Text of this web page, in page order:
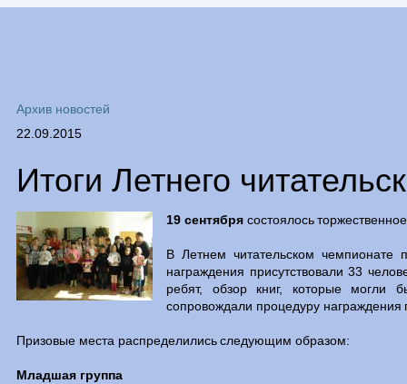
Архив новостей
22.09.2015
Итоги Летнего
19 сентябрясостоялось
В Летнем читательском чемпионате
награждения присутствовали 33
ребят, обзор книг, которые могли
сопровождали процедуру награждения
Призовые места распределились следующим образом:
Младшая группа